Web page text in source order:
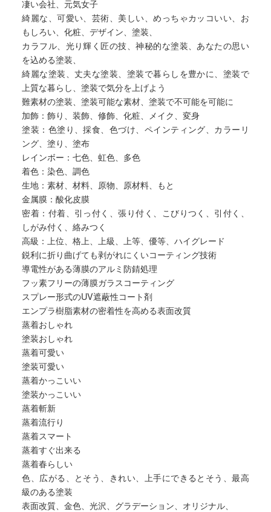
凄い会社、元気女子
綺麗な、可愛い、芸術、美しい、めっちゃカッコいい、お
もしろい、化粧、デザイン、塗装、
カラフル、光り輝く匠の技、神秘的な塗装、あなたの思い
を込める塗装、
綺麗な塗装、丈夫な塗装、塗装で暮らしを豊かに、塗装で
上質な暮らし、塗装で気分を上げよう
難素材の塗装、塗装可能な素材、塗装で不可能を可能に
加飾：飾り、装飾、修飾、化粧、メイク、変身
塗装：色塗り、採食、色づけ、ペインティング、カラーリ
ング、塗り、塗布
レインボー：七色、虹色、多色
着色：染色、調色
生地：素材、材料、原物、原材料、もと
金属膜：酸化皮膜
密着：付着、引っ付く、張り付く、こびりつく、引付く、
しがみ付く、絡みつく
高級：上位、格上、上級、上等、優等、ハイグレード
鋭利に折り曲げても剥がれにくいコーティング技術
導電性がある薄膜のアルミ防錆処理
フッ素フリーの薄膜ガラスコーティング
スプレー形式のUV遮蔽性コート剤
エンプラ樹脂素材の密着性を高める表面改質
蒸着おしゃれ
塗装おしゃれ
蒸着可愛い
塗装可愛い
蒸着かっこいい
塗装かっこいい
蒸着斬新
蒸着流行り
蒸着スマート
蒸着すぐ出来る
蒸着春らしい
色、広がる、とそう、きれい、上手にできるとそう、最高
級のある塗装
表面改質、金色、光沢、グラデーション、オリジナル、